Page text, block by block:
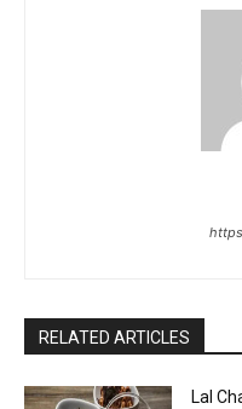
RELATED ARTICLES
Lal